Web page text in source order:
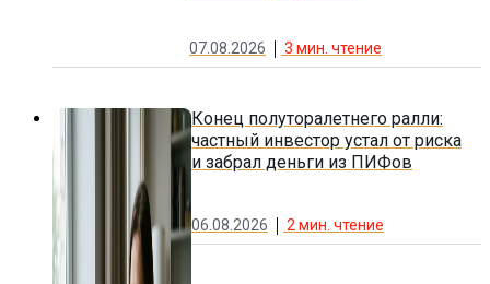
07.08.2026 3 мин. чтение
Конец полуторалетнего ралли:
частный инвестор устал от риска
и забрал деньги из ПИФов
06.08.2026 2мин. чтение